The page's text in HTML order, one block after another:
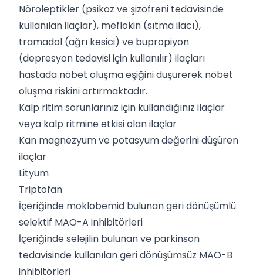
Nöroleptikler (psikoz ve şizofreni tedavisinde
kullanılan ilaçlar), meflokin (sıtma ilacı),
tramadol (ağrı kesici) ve bupropiyon
(depresyon tedavisi için kullanılır) ilaçları
hastada nöbet oluşma eşiğini düşürerek nöbet
oluşma riskini artırmaktadır.
Kalp ritim sorunlarınız için kullandığınız ilaçlar
veya kalp ritmine etkisi olan ilaçlar
Kan magnezyum ve potasyum değerini düşüren
ilaçlar
Lityum
Triptofan
İçeriğinde moklobemid bulunan geri dönüşümlü
selektif MAO-A inhibitörleri
İçeriğinde selejilin bulunan ve parkinson
tedavisinde kullanılan geri dönüşümsüz MAO-B
inhibitörleri